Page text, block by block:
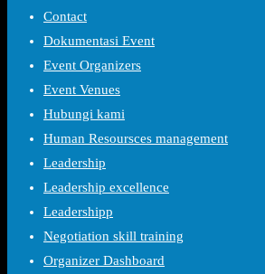
Contact
Dokumentasi Event
Event Organizers
Event Venues
Hubungi kami
Human Resoursces management
Leadership
Leadership excellence
Leadershipp
Negotiation skill training
Organizer Dashboard